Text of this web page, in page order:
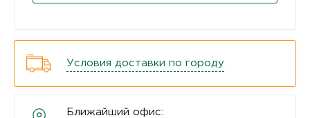
Условия доставки по городу
Ближайший офис: